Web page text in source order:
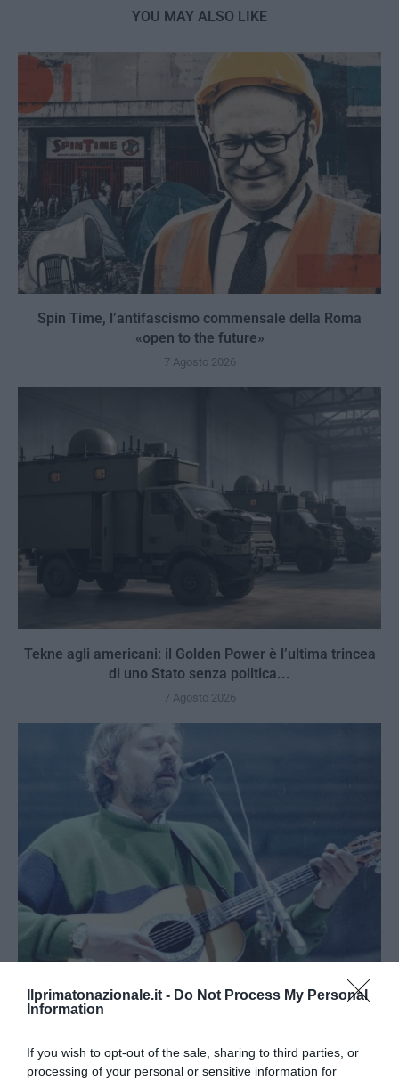
Ilprimatonazionale.it - Do Not Process My Personal
Information
If you wish to opt-out of the sale, sharing to third parties, or
processing of your personal or sensitive information for
YOU MAY ALSO LIKE
Spin Time, l’antifascismo commensale della Roma
«open to the future»
7 Agosto 2026
Tekne agli americani: il Golden Power è l’ultima trincea
di uno Stato senza politica...
7 Agosto 2026
Addio a Francesco Guccini: stronzo, poeta e buffone di